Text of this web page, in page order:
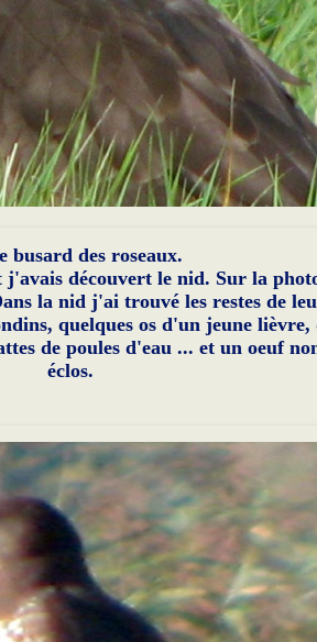
busard des roseaux.
découvert le nid. Sur la
la nid j'ai trouvé les restes de
quelques os d'un jeune lièvre,
de poules d'eau ... et un oeuf
éclos.